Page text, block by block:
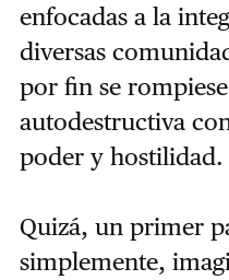
enfocadas a la
diversas
por fin se
autodestructiva
poder y hostilidad.
Quizá, un primer
simplemente,